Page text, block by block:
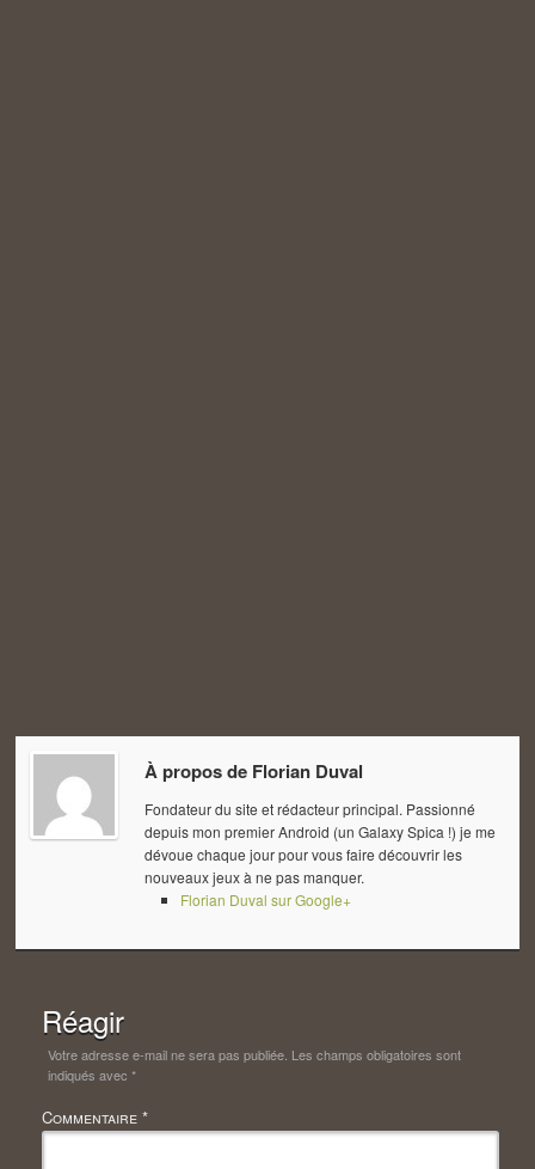
À propos de Florian Duval
Fondateur du site et rédacteur principal. Passionné
depuis mon premier Android (un Galaxy Spica !) je me
dévoue chaque jour pour vous faire découvrir les
nouveaux jeux à ne pas manquer.
Florian Duval sur Google+
Réagir
Votre adresse e-mail ne sera pas publiée. Les champs obligatoires sont
indiqués avec *
Commentaire *